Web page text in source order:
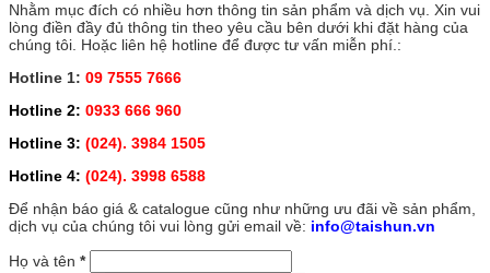
Nhằm mục đích có nhiều hơn thông tin sản phẩm và dịch vụ. Xin vui
lòng điền đầy đủ thông tin theo yêu cầu bên dưới khi đặt hàng của
chúng tôi. Hoặc liên hệ hotline để được tư vấn miễn phí.:
Hotline 1: 09 7555 7666
Hotline 2: 0933 666 960
Hotline 3: (024). 3984 1505
Hotline 4: (024). 3998 6588
Để nhận báo giá & catalogue cũng như những ưu đãi về sản phẩm,
dịch vụ của chúng tôi vui lòng gửi email về: info@taishun.vn
Họ và tên *